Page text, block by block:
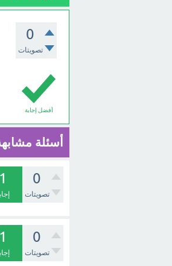
0
تصويتات
أفضل إجابة
أسئلة
0
تصويتات
1
0
تصويتات
1